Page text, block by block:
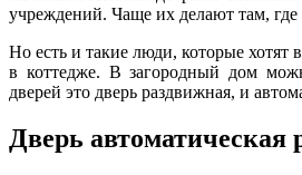
учреждений. Чаще их делают там, где
Но есть и такие люди, которые хотят
в коттедже. В загородный дом
дверей это дверь раздвижная, и
Дверь автоматическая